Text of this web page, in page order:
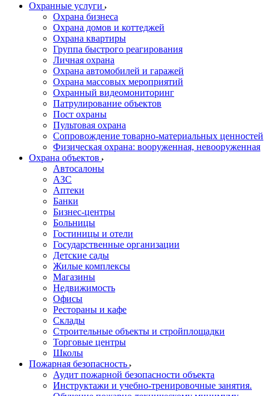
Охранные услуги
Охрана бизнеса
Охрана домов и коттеджей
Охрана квартиры
Группа быстрого реагирования
Личная охрана
Охрана автомобилей и гаражей
Охрана массовых мероприятий
Охранный видеомониторинг
Патрулирование объектов
Пост охраны
Пультовая охрана
Сопровождение товарно-материальных ценностей
Физическая охрана: вооруженная, невооруженная
Охрана объектов
Автосалоны
АЗС
Аптеки
Банки
Бизнес-центры
Больницы
Гостиницы и отели
Государственные организации
Детские сады
Жилые комплексы
Магазины
Недвижимость
Офисы
Рестораны и кафе
Склады
Строительные объекты и стройплощадки
Торговые центры
Школы
Пожарная безопасность
Аудит пожарной безопасности объекта
Инструктажи и учебно-тренировочные занятия.